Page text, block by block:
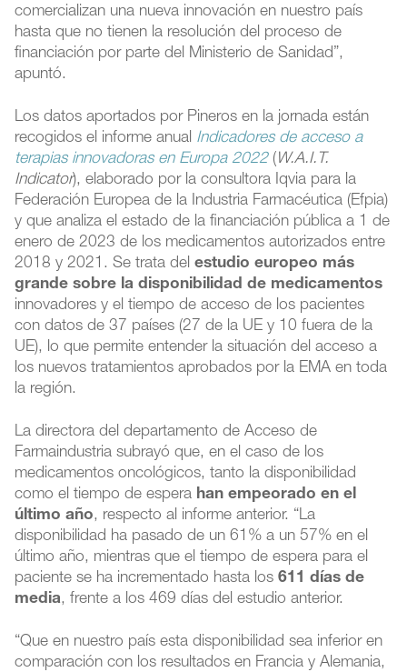
comercializan una nueva innovación en nuestro país
hasta que no tienen la resolución del proceso de
financiación por parte del Ministerio de Sanidad”,
apuntó.
Los datos aportados por Pineros en la jornada están
recogidos el informe anual Indicadores de acceso a
terapias innovadoras en Europa 2022( W.A.I.T.
Indicator), elaborado por la consultora Iqvia para la
Federación Europea de la Industria Farmacéutica (Efpia)
y que analiza el estado de la financiación pública a 1 de
enero de 2023 de los medicamentos autorizados entre
2018 y 2021. Se trata delestudio europeo más
grande sobre la disponibilidad de medicamentos
innovadores y el tiempo de acceso de los pacientes
con datos de 37 países (27 de la UE y 10 fuera de la
UE), lo que permite entender la situación del acceso a
los nuevos tratamientos aprobados por la EMA en toda
la región.
La directora del departamento de Acceso de
Farmaindustria subrayó que, en el caso de los
medicamentos oncológicos, tanto la disponibilidad
como el tiempo de espera han empeorado en el
último año, respecto al informe anterior. “La
disponibilidad ha pasado de un 61% a un 57% en el
último año, mientras que el tiempo de espera para el
paciente se ha incrementado hasta los611 días de
media, frente a los 469 días del estudio anterior.
“Que en nuestro país esta disponibilidad sea inferior en
comparación con los resultados en Francia y Alemania,